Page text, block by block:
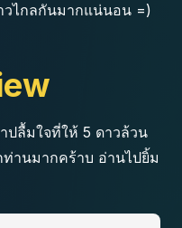
วไกลกันมากแน่นอน =)
ปลื้มใจที่ให้ 5 ดาวล้วน
านมากคร้าบ อ่านไปยิ้ม